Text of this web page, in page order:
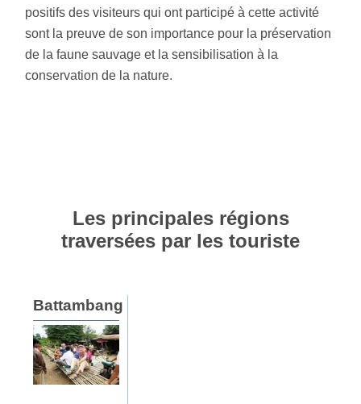
positifs des visiteurs qui ont participé à cette activité
sont la preuve de son importance pour la préservation
de la faune sauvage et la sensibilisation à la
conservation de la nature.
Les principales régions
traversées par les touriste
Battambang